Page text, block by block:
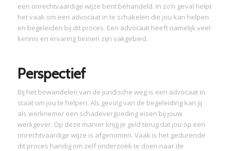
een onrechtvaardige wijze bent behandeld. In zo’n geval helpt
het vaak om een advocaat in te schakelen die jou kan helpen
en begeleiden bij dit proces. Een advocaat heeft namelijk veel
kennis en ervaring binnen zijn vakgebied.
Perspectief
Bij het bewandelen van de juridische weg is een advocaat in
staat om jou te helpen. Als gevolg van de begeleiding kan jij
als werknemer een schadevergoeding eisen bij jouw
werkgever. Op deze manier krijg je geld terug dat jou op een
onrechtvaardige wijze is afgenomen. Vaak is het gedurende
dit proces handig om zelf onderzoek te doen naar de